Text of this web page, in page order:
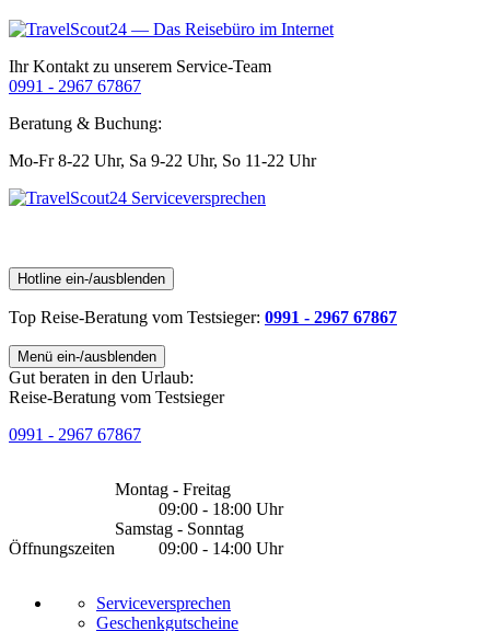
Ihr Kontakt zu unserem Service-Team
0991 - 2967 67867
Beratung & Buchung:
Mo-Fr 8-22 Uhr, Sa 9-22 Uhr, So 11-22 Uhr
Hotline ein-/ausblenden
Top Reise-Beratung vom Testsieger: 0991 - 2967 67867
Menü ein-/ausblenden
Gut beraten in den Urlaub:
Reise-Beratung vom Testsieger
0991 - 2967 67867
Öffnungszeiten
Montag - Freitag
09:00 - 18:00 Uhr
Samstag - Sonntag
09:00 - 14:00 Uhr
Serviceversprechen
Geschenkgutscheine